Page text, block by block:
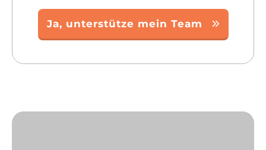
Ja, unterstütze mein Team